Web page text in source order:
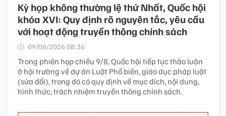
Kỳ họp không thường lệ thứ Nhất, Quốc hội
khóa XVI: Quy định rõ nguyên tắc, yêu cầu
với hoạt động truyền thông chính sách
09/08/2026 08:36’
Trong phiên họp chiều 9/8, Quốc hội tiếp tục thảo luận
ở hội trường về dự án Luật Phổ biến, giáo dục pháp luật
(sửa đổi), trong đó có quy định về mục đích, nội dung,
hình thức, trách nhiệm truyền thông chính sách.